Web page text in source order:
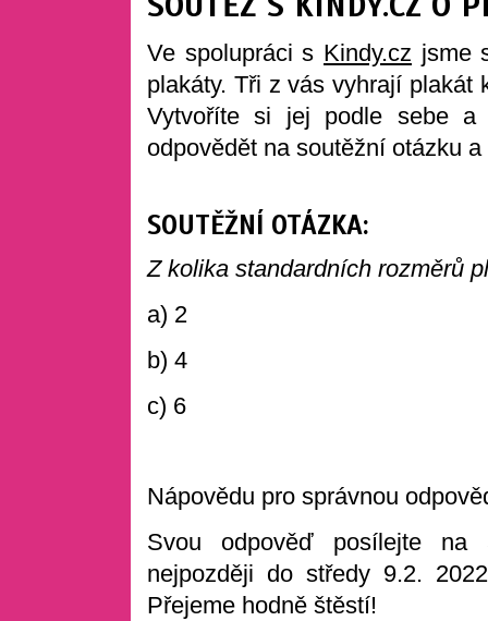
Ve spolupráci s Kindy.cz jsme
plakáty. Tři z vás vyhrají plakát
Vytvoříte si jej podle sebe a
odpovědět na soutěžní otázku
SOUTĚŽNÍ OTÁZKA:
Z kolika standardních rozměrů
a) 2
b) 4
c) 6
Nápovědu pro správnou
Svou odpověď posílejte na
nejpozději do středy 9.2.
Přejeme hodně štěstí!